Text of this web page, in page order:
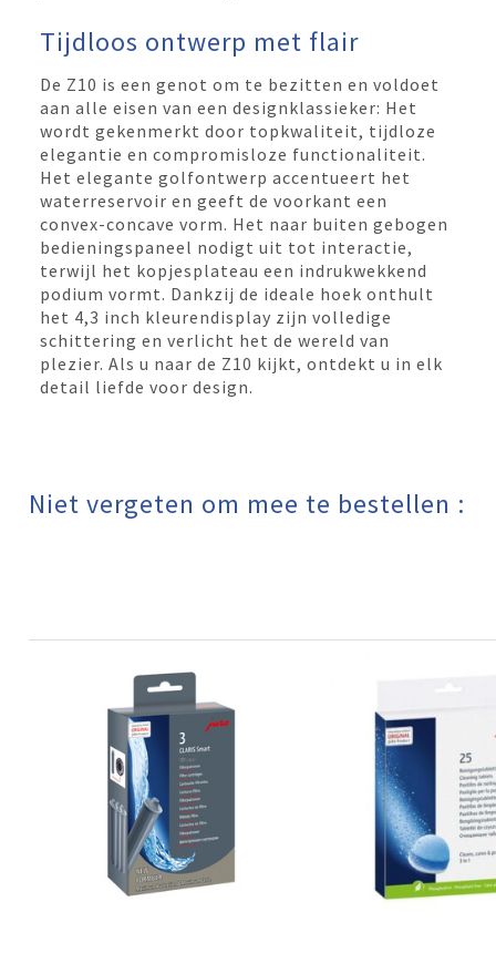
Tijdloos ontwerp met flair
De Z10 is een genot om te bezitten en voldoet
aan alle eisen van een designklassieker: Het
wordt gekenmerkt door topkwaliteit, tijdloze
elegantie en compromisloze functionaliteit.
Het elegante golfontwerp accentueert het
waterreservoir en geeft de voorkant een
convex-concave vorm. Het naar buiten gebogen
bedieningspaneel nodigt uit tot interactie,
terwijl het kopjesplateau een indrukwekkend
podium vormt. Dankzij de ideale hoek onthult
het 4,3 inch kleurendisplay zijn volledige
schittering en verlicht het de wereld van
plezier. Als u naar de Z10 kijkt, ontdekt u in elk
detail liefde voor design.
Niet vergeten om mee te bestellen :​